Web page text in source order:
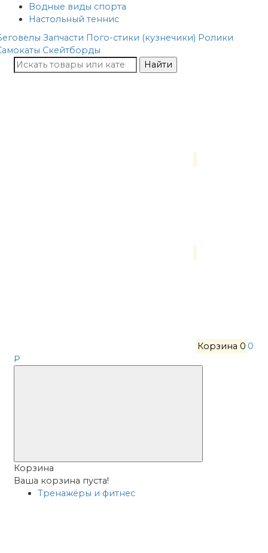
Водные виды спорта
Настольный теннис
Запчасти Пого-стики (кузнечики) Ролики
Скейтборды
Найти
Корзина 0 0
₽
Корзина
Ваша корзина пуста!
Тренажёры и фитнес